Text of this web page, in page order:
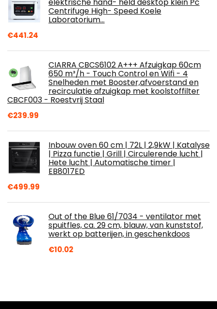
Centrifuge High- Speed​ Koele
Laboratorium…
€441.24
CIARRA CBCS6102 A+++ Afzuigkap 60cm
650 m³/h - Touch Control en Wifi - 4
Snelheden met Booster,afvoerstand en
recirculatie afzuigkap met koolstoffilter
CBCF003 - Roestvrij Staal
€239.99
Inbouw oven 60 cm | 72L | 2,9kW | Katalyse
| Pizza functie | Grill | Circulerende lucht |
Hete lucht | Automatische timer |
EB8017ED
€499.99
Out of the Blue 61/7034 - ventilator met
spuitfles, ca. 29 cm, blauw, van kunststof,
werkt op batterijen, in geschenkdoos
€10.02